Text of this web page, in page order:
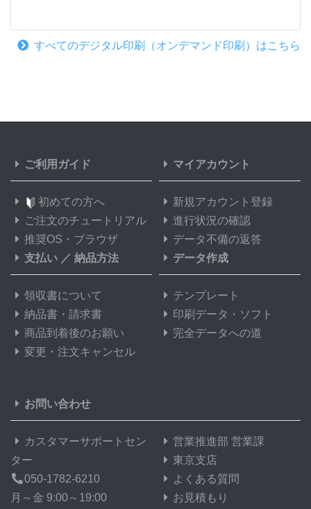
すべてのデジタル印刷（オンデマンド印刷）はこちら
ご利用ガイド
初めての方へ
ご注文のチュートリアル
推奨OS・ブラウザ
マイアカウント
新規アカウント登録
進行状況の確認
データ不備の返答
支払い ／ 納品方法
領収書について
納品書・請求書
商品到着後のお願い
変更・注文キャンセル
データ作成
テンプレート
印刷データ・ソフト
完全データへの道
お問い合わせ
カスタマーサポートセン
ター
050-1782-6210
月～金 9:00～19:00
営業推進部 営業課
東京支店
よくある質問
お見積もり